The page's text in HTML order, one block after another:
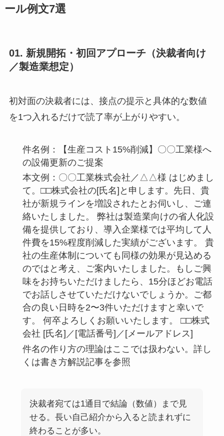
ール例文7選
01. 新規開拓・初回アプローチ（決裁者向け
／製造業想定）
初対面の決裁者には、接点の提示と具体的な数値
を1つ入れるだけで読了率が上がりやすい。
件名例：【生産コスト15%削減】〇〇工業様へ
の設備更新のご提案
本文例：〇〇工業株式会社／△△様 はじめまし
て。□□株式会社の[氏名]と申します。先日、貴
社が新規ラインを増設されたとお伺いし、ご連
絡いたしました。 弊社は製造業向けの省人化設
備を提供しており、導入企業様では平均して人
件費を15%程度削減した実績がございます。 貴
社の生産体制についても同様の効果が見込める
のではと考え、ご案内いたしました。もしご興
味をお持ちいただけましたら、15分ほどお電話
でお話しさせていただけないでしょうか。ご都
合の良い日時を2〜3件いただけますと幸いで
す。 何卒よろしくお願いいたします。 □□株式
会社 [氏名]／[電話番号]／[メールアドレス]
件名の作り方の理論はここでは扱わない。詳し
くは書き方解説記事を参照
決裁者宛ては1通目で結論（数値）まで見
せる。長い自己紹介から入ると読まれずに
終わることが多い。